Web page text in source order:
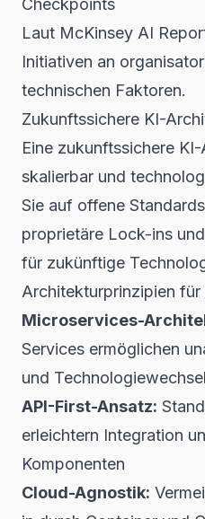
Laut McKinsey AI
Initiativen an
technischen Faktoren.
Zukunftssichere KI-
Eine zukunftssichere
skalierbar und
Sie auf offene
proprietäre Lock-ins
für zukünftige
Architekturprinzipien
Microservices-
Services ermöglichen
und Technologiewechsel
API-First-Ansatz:
erleichtern Integration
Komponenten
Cloud-Agnostik: